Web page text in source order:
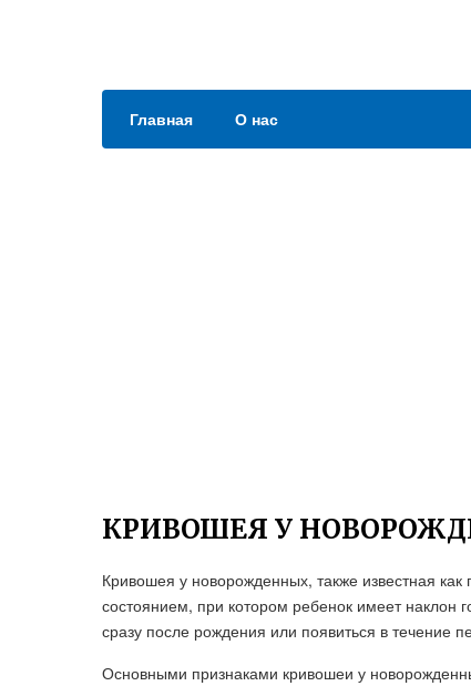
Главная О нас
КРИВОШЕЯ У
Кривошея у новорожденных, также известная
состоянием, при котором ребенок имеет наклон
сразу после рождения или появиться в течение
Основными признаками кривошеи у